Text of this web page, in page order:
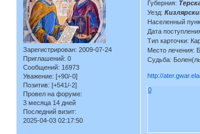
Зарегистрирован: 2009-07-24
Приглашений: 0
Сообщений: 16973
Уважение: [+90/-0]
Позитив: [+541/-2]
Провел на форуме:
3 месяца 14 дней
Последний визит:
2025-04-03 02:17:50
Губерния:
Уезд:
Населенный
Дата
Тип карточки:
Место лечения:
Судьба:
http://
0